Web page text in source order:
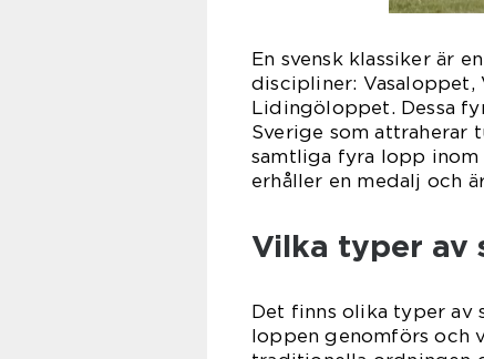
En svensk klassiker är
discipliner: Vasaloppet,
Lidingöloppet. Dessa
Sverige som attraherar
samtliga fyra lopp inom
erhåller en medalj och
Vilka typer av
Det finns olika typer av
loppen genomförs och